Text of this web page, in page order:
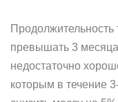
превышать 3
недостаточно
которым в течение